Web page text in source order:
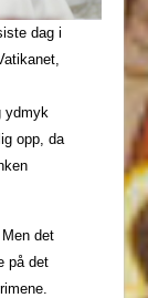
dag i
ydmyk
opp, da
det
på det